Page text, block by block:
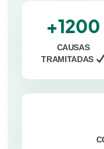
+1200
CAUSAS
TRAMITADAS